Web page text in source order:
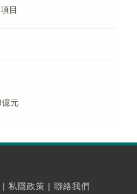
目
元
| 私隱政策 | 聯絡我們